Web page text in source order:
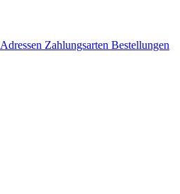
Adressen Zahlungsarten Bestellungen